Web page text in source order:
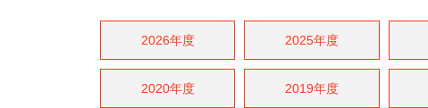
2026年度 2025年度
2020年度 2019年度